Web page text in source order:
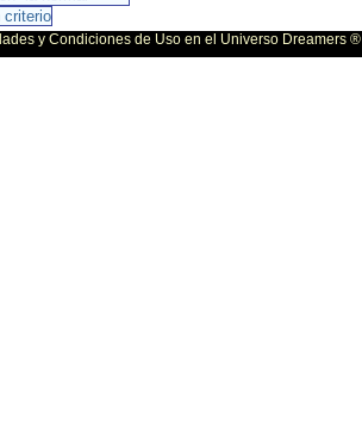
y Condiciones de Uso en el Universo Dreamers ®